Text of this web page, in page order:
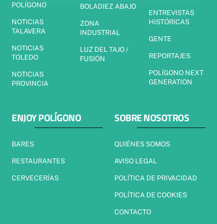
POLÍGONO
NOTICIAS
TALAVERA
NOTICIAS
TOLEDO
NOTICIAS
PROVINCIA
BOLADIEZ ABAJO
ZONA
INDUSTRIAL
LUZ DEL TAJO /
FUSIÓN
ENTREVISTAS
HISTÓRICAS
GENTE
REPORTAJES
POLÍGONO NEXT
GENERATION
ENJOY POLÍGONO
BARES
RESTAURANTES
CERVECERÍAS
SOBRE NOSOTROS
QUIÉNES SOMOS
AVISO LEGAL
POLÍTICA DE PRIVACIDAD
POLÍTICA DE COOKIES
CONTACTO